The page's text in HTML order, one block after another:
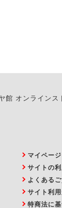
むを得ない事由
館 オンラインス
マイページ
サイトの
よくある
サイト利
特商法に